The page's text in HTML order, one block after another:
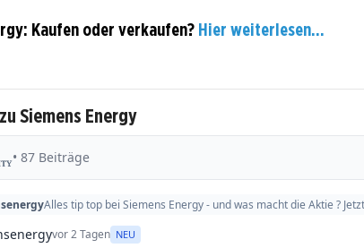
Kaufen oder verkaufen? Hier weiterlesen...
Siemens Energy